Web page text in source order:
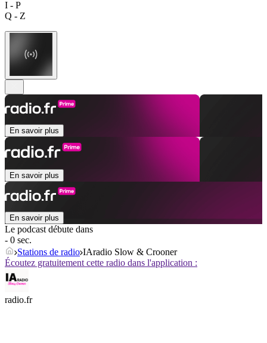
I - P
Q - Z
En savoir plus
En savoir plus
En savoir plus
Le podcast débute dans
- 0 sec.
Stations de radio IAradio Slow & Crooner
Écoutez gratuitement cette radio dans l'application :
radio.fr